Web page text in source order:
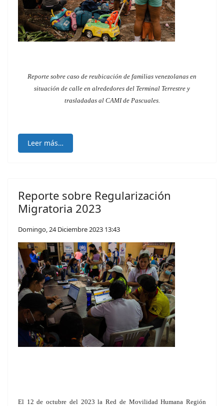
Reporte sobre caso de reubicación de familias venezolanas en
situación de calle en alrededores del Terminal Terrestre y
trasladadas al CAMI de Pascuales.
Leer más…
Reporte sobre Regularización
Migratoria 2023
Domingo, 24 Diciembre 2023 13:43
El 12 de octubre del 2023 la Red de Movilidad Humana Región